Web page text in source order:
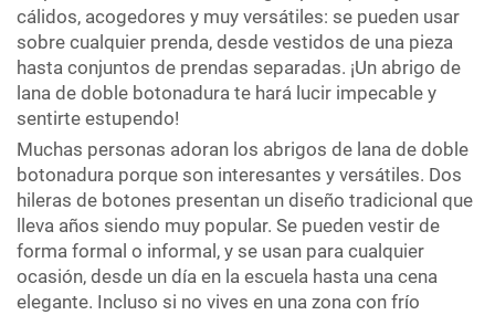
cálidos, acogedores y muy versátiles: se pueden usar
sobre cualquier prenda, desde vestidos de una pieza
hasta conjuntos de prendas separadas. ¡Un abrigo de
lana de doble botonadura te hará lucir impecable y
sentirte estupendo!
Muchas personas adoran los abrigos de lana de doble
botonadura porque son interesantes y versátiles. Dos
hileras de botones presentan un diseño tradicional que
lleva años siendo muy popular. Se pueden vestir de
forma formal o informal, y se usan para cualquier
ocasión, desde un día en la escuela hasta una cena
elegante. Incluso si no vives en una zona con frío